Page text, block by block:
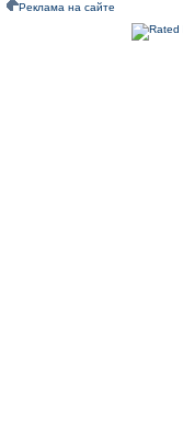
Реклама на сайте